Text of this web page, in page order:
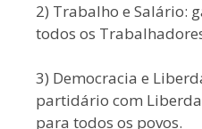
2) Trabalho e Salário:
todos os
3) Democracia e
partidário com
para todos os povos.